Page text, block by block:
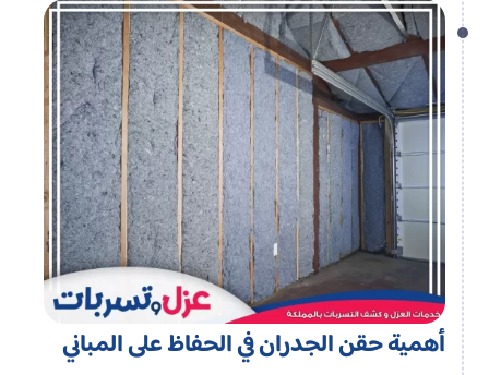
أهمية حقن الجدران في الحفاظ على المباني